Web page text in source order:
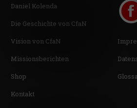
Daniel Kolenda
Die Geschichte von CfaN
Vision von CfaN
Missionsberichten
Shop
Kontakt